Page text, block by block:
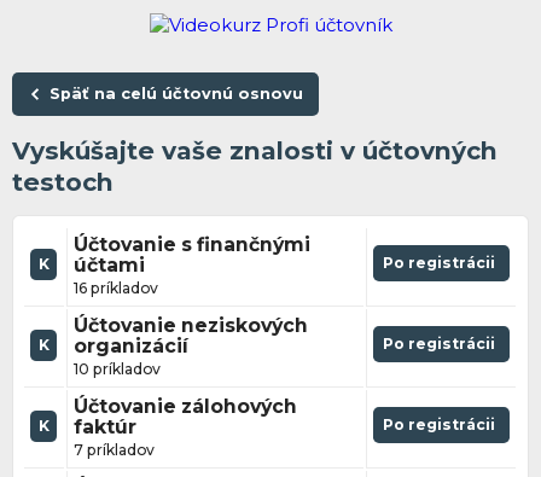
Späť na celú účtovnú osnovu
Vyskúšajte vaše znalosti v účtovných
testoch
K
Účtovanie s finančnými
účtami
16 príkladov
Po registrácii
K
Účtovanie neziskových
organizácií
10 príkladov
Po registrácii
K
Účtovanie zálohových
faktúr
7 príkladov
Po registrácii